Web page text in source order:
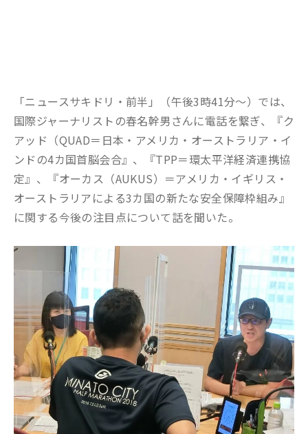
「ニュースサキドリ・前半」（午後3時41分～）では、
国際ジャーナリストの春名幹男さんに電話を繋ぎ、『ク
アッド（QUAD＝日本・アメリカ・オーストラリア・イ
ンドの4カ国首脳会合』、『TPP＝環太平洋経済連携協
定』、『オーカス（AUKUS）＝アメリカ・イギリス・
オーストラリアによる3カ国の新たな安全保障枠組み』
に関する今後の注目点について話を聞いた。